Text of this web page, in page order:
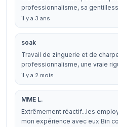
professionnalisme, sa
il y a 3 ans
soak
Travail de zinguerie et de
professionnalisme, une vraie
il y a 2 mois
MME L.
Extrêmement réactif...les
mon expérience avec eux Bin